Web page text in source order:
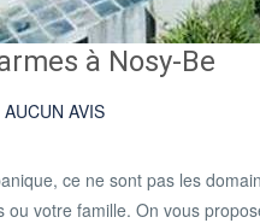
à Nosy-Be
AUCUN AVIS
ce ne sont pas les
votre famille. On vous